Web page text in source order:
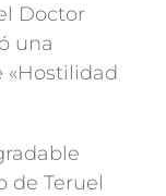
Doctor
una
«Hostilidad
de Teruel